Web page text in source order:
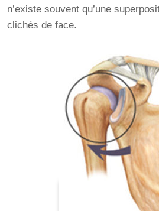
n’existe souvent qu’une
clichés de face.